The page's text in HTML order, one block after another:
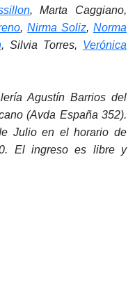
, Marta Caggiano,
,Nirma Soliz,Norma
, Silvia Torres, Verónica
Agustín Barrios del
(Avda España 352).
Julio en el horario de
El ingreso es libre y